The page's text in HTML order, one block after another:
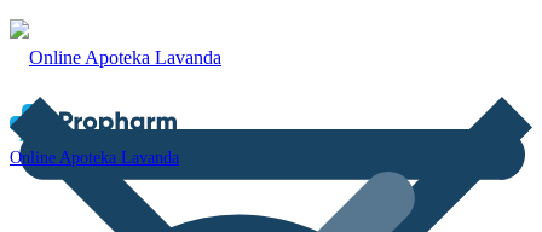
Online Apoteka Lavanda